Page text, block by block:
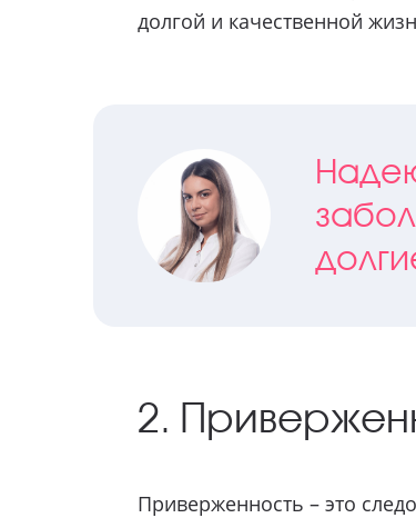
долгой и качественной
2.
Приверженность – это